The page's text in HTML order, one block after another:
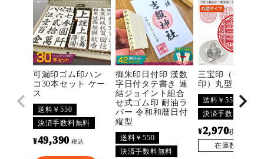
可漏印ゴム印ハン
コ30本セット ケー
ス
送料￥550
決済手数料無料
¥49,390 税込
御朱印日付印 漢数
字日付タテ書き 連
結ジョイント組合
せ式ゴム印 耐油ラ
バー 令和和暦日付
縦型
送料￥550
決済手数料無料
三宝印（佛法僧
印）丸型
送料￥550
決済手数料無料
¥2,970税込
在庫数